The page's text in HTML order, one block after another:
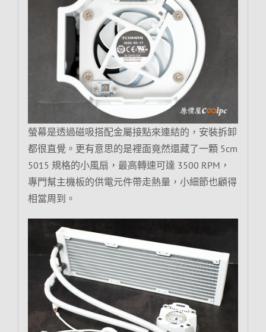
螢幕是透過磁吸搭配金屬接點來連結的，安裝拆卸
都很直覺。更有意思的是裡面竟然還藏了一顆 5cm
5015 規格的小風扇，最高轉速可達 3500 RPM，
專門幫主機板的供電元件帶走熱量，小細節也顧得
相當周到。